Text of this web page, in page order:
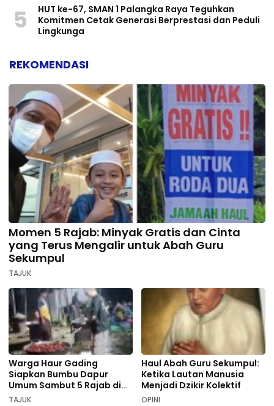
5
HUT ke-67, SMAN 1 Palangka Raya Teguhkan
Komitmen Cetak Generasi Berprestasi dan Peduli
Lingkunga
REKOMENDASI
Momen 5 Rajab: Minyak Gratis dan Cinta
yang Terus Mengalir untuk Abah Guru
Sekumpul
TAJUK
Warga Haur Gading
Siapkan Bumbu Dapur
Umum Sambut 5 Rajab di
Sekumpul
TAJUK
Haul Abah Guru Sekumpul:
Ketika Lautan Manusia
Menjadi Dzikir Kolektif
OPINI